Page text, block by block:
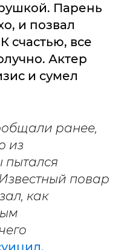
Парень
и позвал
счастью, все
Актер
и сумел
ранее,
из
повар
как